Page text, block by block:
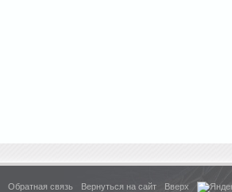
Обратная связь Вернуться на сайт Вверх